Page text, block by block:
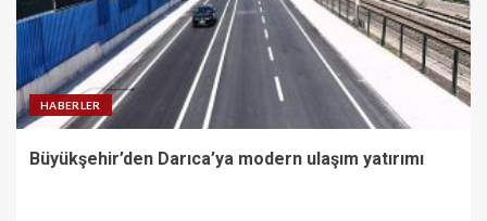
HABERLER
Büyükşehir’den Darıca’ya modern ulaşım yatırımı